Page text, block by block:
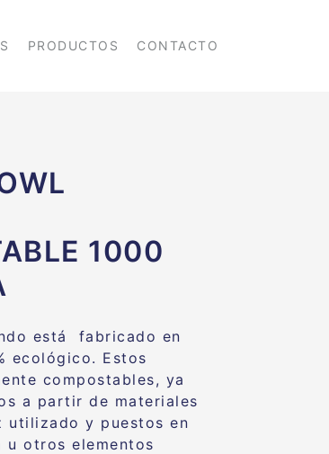
PRODUCTOS CONTACTO
1000
está fabricado en
ecológico. Estos
compostables, ya
a partir de materiales
utilizado y puestos en
otros elementos